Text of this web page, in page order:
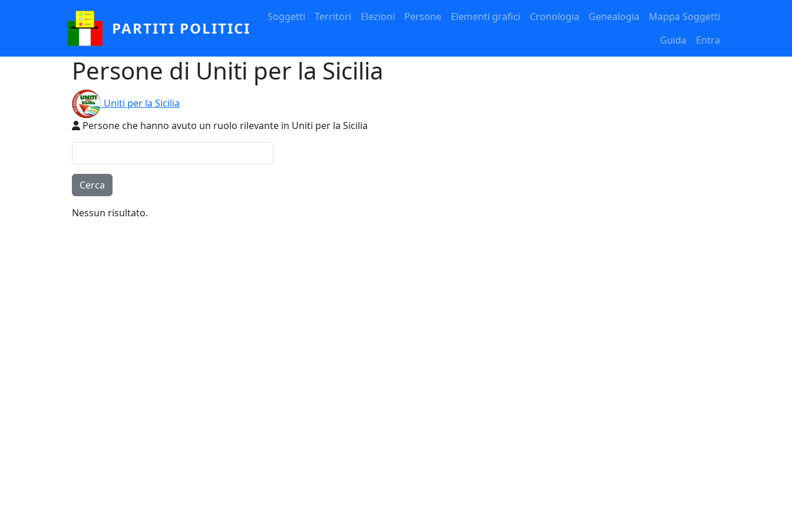
PARTITI POLITICI
Navigazione principale
Soggetti Territori Elezioni Persone Elementi grafici Cronologia Genealogia
Mappa Soggetti
Guida
Entra
Persone di Uniti per la Sicilia
Uniti per la Sicilia
Persone che hanno avuto un ruolo rilevante in Uniti per la Sicilia
Nessun risultato.